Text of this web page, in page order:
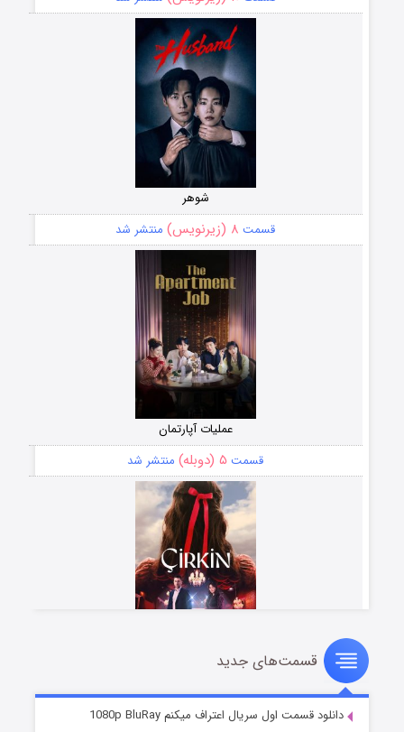
شوهر
قسمت ۸ (زیرنویس) منتشر شد
عملیات آپارتمان
قسمت ۵ (دوبله) منتشر شد
سریال زشت
قسمت۲ (زیرنویس) منتشر شد
قسمت‌های جدید
دانلود قسمت اول سریال اعتراف میکنم 1080p BluRay